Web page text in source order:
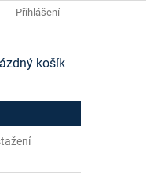
Přihlášení
košík